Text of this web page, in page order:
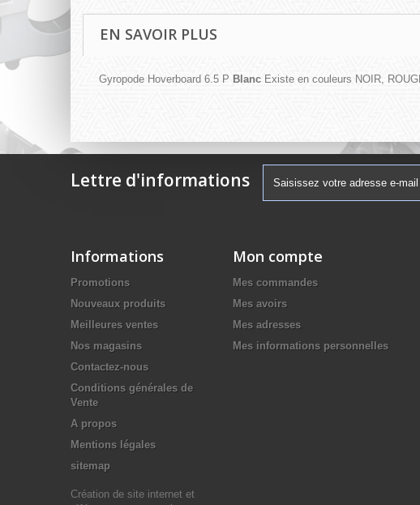
EN SAVOIR PLUS
Gyropode Hoverboard 6.5 P Blanc Existe en couleurs NOIR,
Lettre d'informations
Informations
Promotions
Nouveaux produits
Meilleures ventes
Nos magasins
Contactez-nous
Conditions générales de
Vente
A propos
Mentions légales
sitemap
Création de site internet et
Mon compte
Mes commandes
Mes avoirs
Mes adresses
Mes informations personnelles